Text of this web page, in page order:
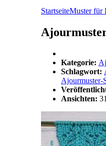
StartseiteMuster für
Kategorie:
Schlagwort:
Ajourmuster-
Ansichten: